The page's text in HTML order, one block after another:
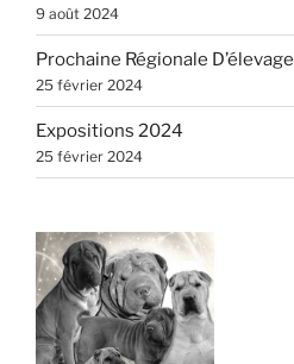
9 août 2024
Prochaine Régionale D’élevage
25 février 2024
Expositions 2024
25 février 2024